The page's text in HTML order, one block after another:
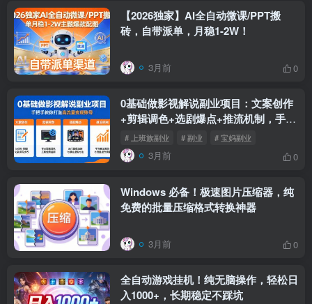
【2026独家】AI全自动微课/PPT搬
砖，自带派单，月稳1-2W！
3月前 0
0基础做影视解说副业项目：文案创作
+剪辑调色+选剧爆点+推流机制，手把
手教你打造高流量变现账号
# 上班族副业 # 副业 # 宝妈副业
3月前 0
Windows 必备！极速图片压缩器，纯
免费的批量压缩格式转换神器
3月前 0
全自动游戏挂机！纯无脑操作，轻松日
入1000+，长期稳定不踩坑